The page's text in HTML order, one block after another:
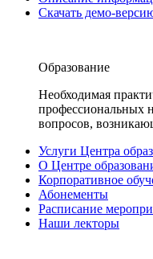
Скачать демо-
Образование
Необходимая
профессиональных
вопросов,
Услуги Центра
О Центре
Корпоративное
Абонементы
Расписание
Наши лекторы